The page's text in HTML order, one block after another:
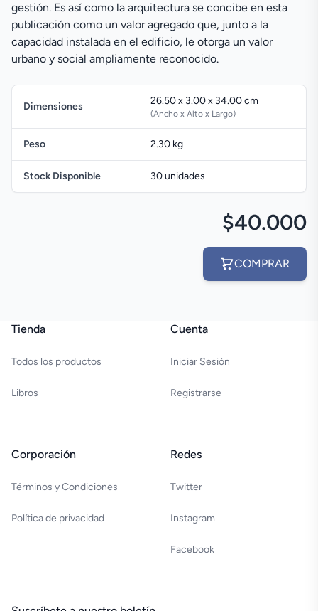
gestión. Es así como la arquitectura se concibe en esta
publicación como un valor agregado que, junto a la
capacidad instalada en el edificio, le otorga un valor
urbano y social ampliamente reconocido.
Dimensiones 26.50 x 3.00 x 34.00 cm
(Ancho x Alto x Largo)
Peso 2.30 kg
Stock Disponible 30 unidades
$40.000
COMPRAR
Footer
Tienda
Todos los productos
Libros
Corporación
Términos y Condiciones
Política de privacidad
Cuenta
Iniciar Sesión
Registrarse
Redes
Twitter
Instagram
Facebook